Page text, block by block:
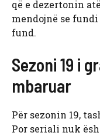
që e dezertonin
mendojnë se
fund.
Sezoni 19 i
mbaruar
Për sezonin 19,
Por seriali nuk